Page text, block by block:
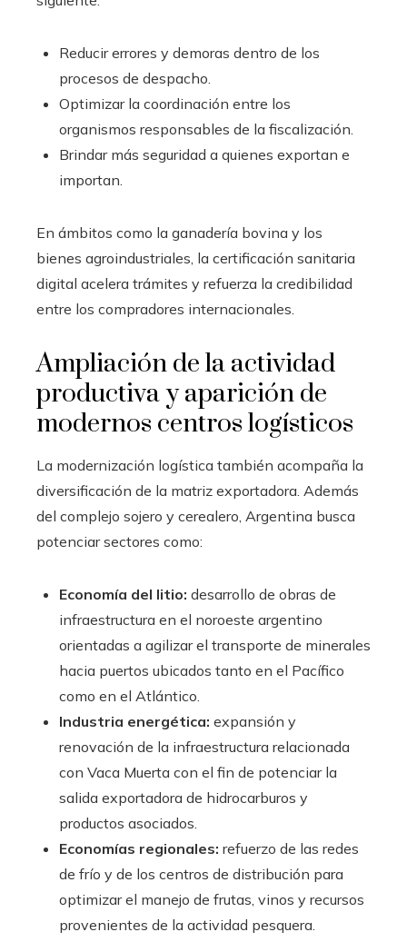
Reducir errores y demoras dentro de los
procesos de despacho.
Optimizar la coordinación entre los
organismos responsables de la fiscalización.
Brindar más seguridad a quienes exportan e
importan.
En ámbitos como la ganadería bovina y los
bienes agroindustriales, la certificación sanitaria
digital acelera trámites y refuerza la credibilidad
entre los compradores internacionales.
Ampliación de la actividad
productiva y aparición de
modernos centros logísticos
La modernización logística también acompaña la
diversificación de la matriz exportadora. Además
del complejo sojero y cerealero, Argentina busca
potenciar sectores como:
Economía del litio: desarrollo de obras de
infraestructura en el noroeste argentino
orientadas a agilizar el transporte de minerales
hacia puertos ubicados tanto en el Pacífico
como en el Atlántico.
Industria energética: expansión y
renovación de la infraestructura relacionada
con Vaca Muerta con el fin de potenciar la
salida exportadora de hidrocarburos y
productos asociados.
Economías regionales: refuerzo de las redes
de frío y de los centros de distribución para
optimizar el manejo de frutas, vinos y recursos
provenientes de la actividad pesquera.